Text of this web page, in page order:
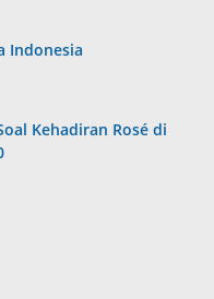
Indonesia
Kehadiran Rosé di